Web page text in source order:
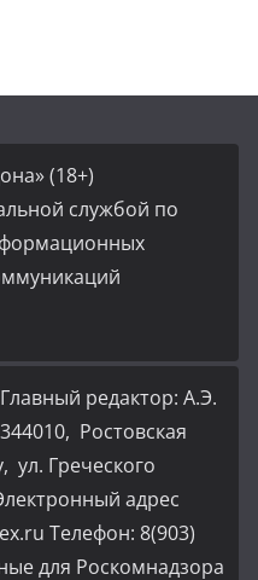
(18+)
службой по
редактор: А.Э.
Ростовская
ул. Греческого
адрес
Телефон: 8(903)
для Роскомнадзора